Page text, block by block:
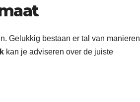
Gelukkig bestaan er tal van manieren
kan je adviseren over de juiste